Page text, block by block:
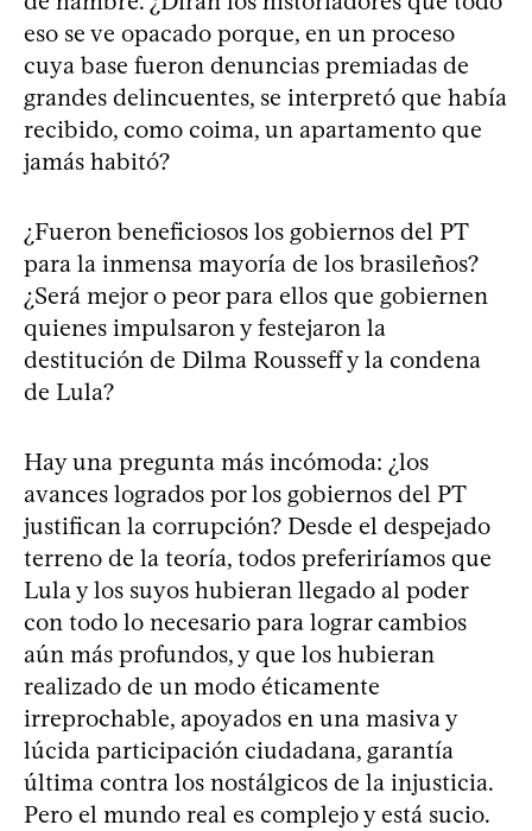
eso se ve opacado porque, en un proceso
cuya base fueron denuncias premiadas de
grandes delincuentes, se interpretó que había
recibido, como coima, un apartamento que
jamás habitó?
¿Fueron beneficiosos los gobiernos del PT
para la inmensa mayoría de los brasileños?
¿Será mejor o peor para ellos que gobiernen
quienes impulsaron y festejaron la
destitución de Dilma Rousseff y la condena
de Lula?
Hay una pregunta más incómoda: ¿los
avances logrados por los gobiernos del PT
justifican la corrupción? Desde el despejado
terreno de la teoría, todos preferiríamos que
Lula y los suyos hubieran llegado al poder
con todo lo necesario para lograr cambios
aún más profundos, y que los hubieran
realizado de un modo éticamente
irreprochable, apoyados en una masiva y
lúcida participación ciudadana, garantía
última contra los nostálgicos de la injusticia.
Pero el mundo real es complejo y está sucio.